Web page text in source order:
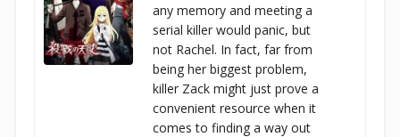
any memory and meeting a
serial killer would panic, but
not Rachel. In fact, far from
being her biggest problem,
killer Zack might just prove a
convenient resource when it
comes to finding a way out